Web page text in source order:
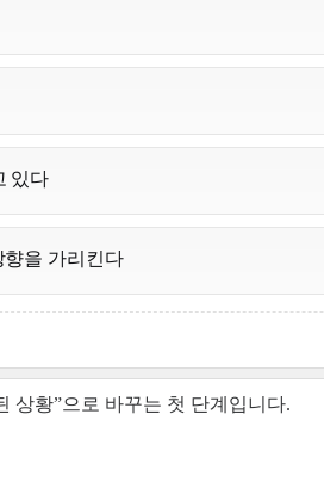
있다
향을 가리킨다
상황”으로 바꾸는 첫 단계입니다.